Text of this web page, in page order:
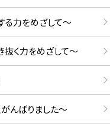
力をめざして～
く力をめざして～
んばりました～